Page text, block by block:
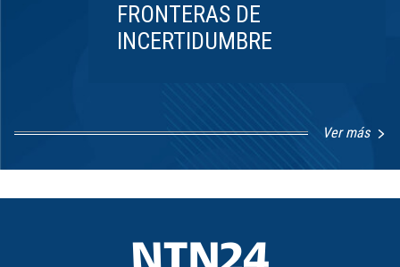
FRONTERAS DE
INCERTIDUMBRE
Ver más
1
8